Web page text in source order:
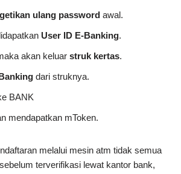
ulang password awal.
User ID E-Banking.
akan keluar struk kertas.
dari struknya.
BANK
mendapatkan mToken.
melalui mesin atm tidak semua
terverifikasi lewat kantor bank,